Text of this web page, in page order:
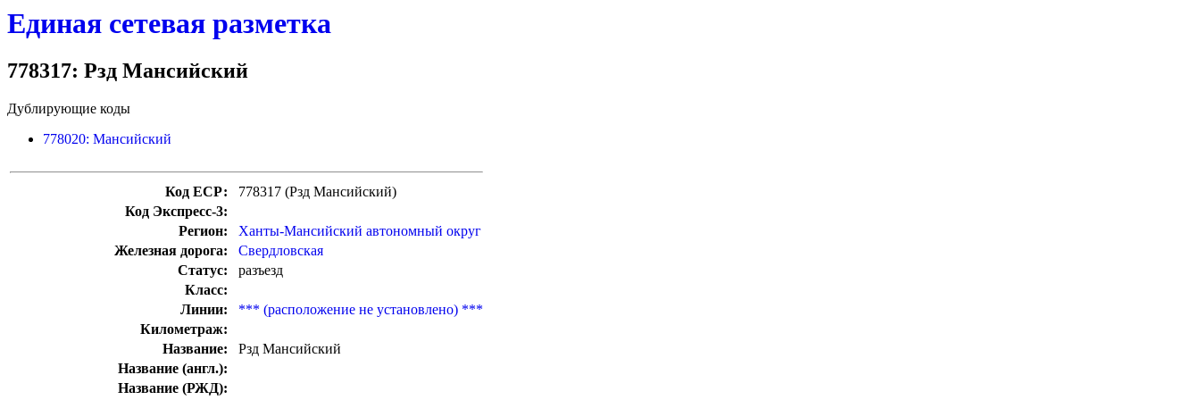
Единая сетевая разметка
778317: Рзд Мансийский
Дублирующие коды
778020: Мансийский
Код ЕСР:
778317 (Рзд Мансийский)
Код Экспресс-3:
Регион:
Ханты-Мансийский автономный округ
Железная дорога:
Свердловская
Статус:
разъезд
Класс:
Линии:
*** (расположение не установлено) ***
Километраж:
Название:
Рзд Мансийский
Название (англ.):
Название (РЖД):